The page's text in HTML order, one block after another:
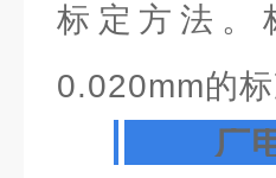
标定方法。
0.020mm的标
广